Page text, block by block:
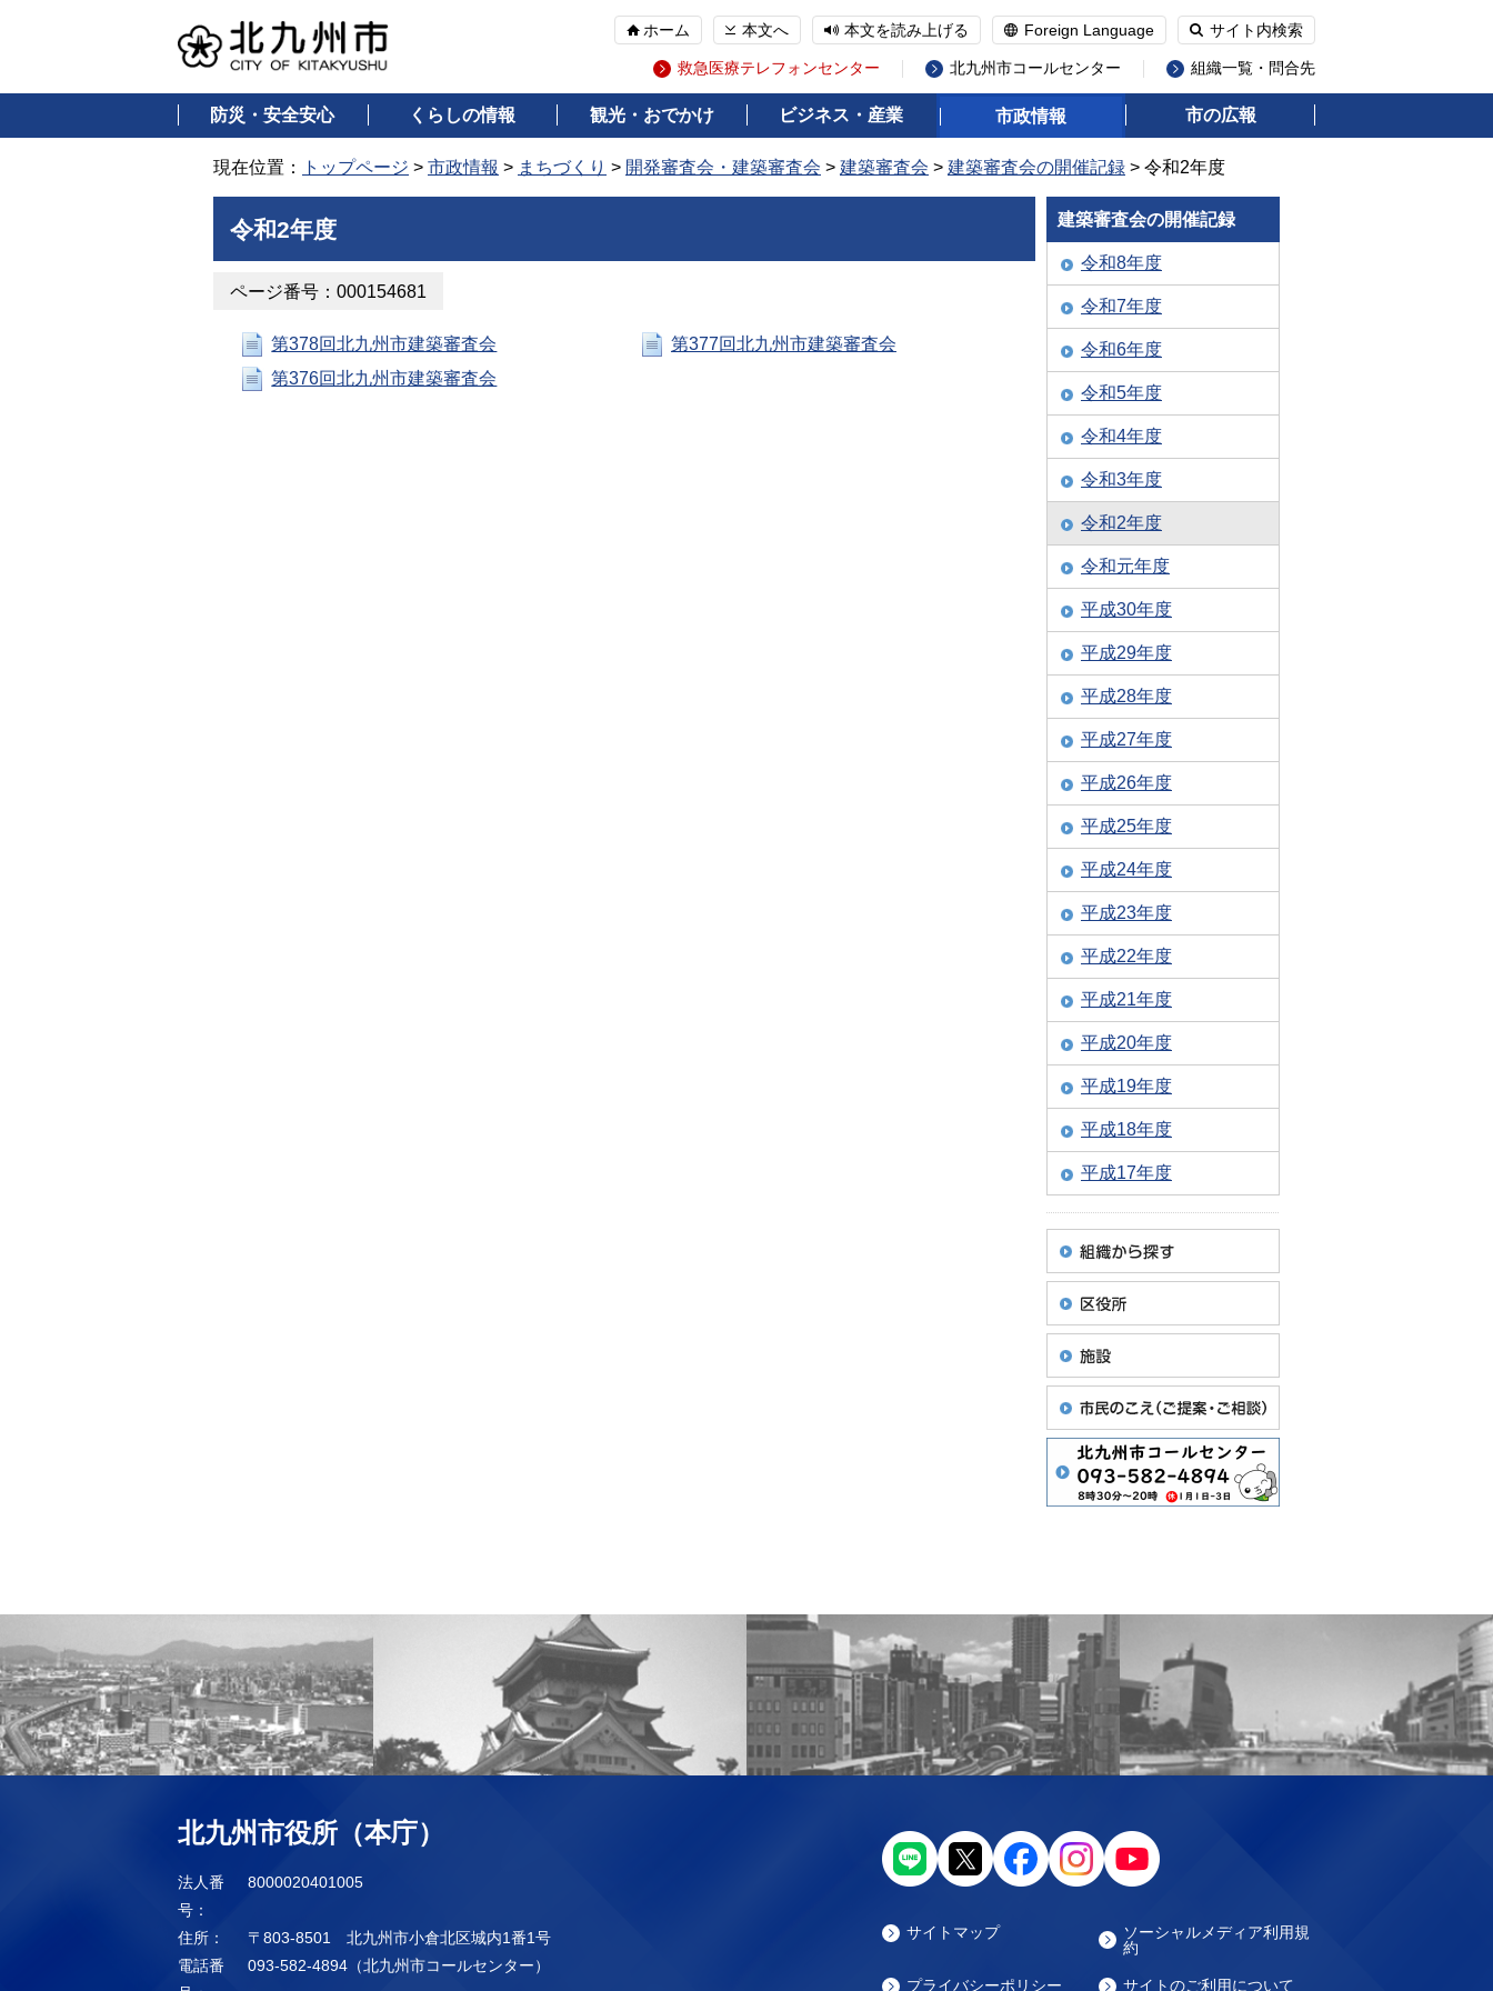
ホーム 本文へ 本文を読み上げる Foreign Language サイト内検索
救急医療テレフォンセンター 北九州市コールセンター 組織一覧・問合先
防災・安全安心 くらしの情報 観光・おでかけ ビジネス・産業 市政情報 市の広報
現在位置： トップページ > 市政情報 > まちづくり > 開発審査会・建築審査会 > 建築審査会 > 建築審査会の開催記録 > 令和2年度
令和2年度
ページ番号：000154681
第378回北九州市建築審査会
第377回北九州市建築審査会
第376回北九州市建築審査会
建築審査会の開催記録
令和8年度
令和7年度
令和6年度
令和5年度
令和4年度
令和3年度
令和2年度
令和元年度
平成30年度
平成29年度
平成28年度
平成27年度
平成26年度
平成25年度
平成24年度
平成23年度
平成22年度
平成21年度
平成20年度
平成19年度
平成18年度
平成17年度
北九州市役所（本庁）
法人番
号：
8000020401005
住所：
〒803-8501 北九州市小倉北区城内1番1号
電話番
093-582-4894（北九州市コールセンター）
サイトマップ
ソーシャルメディア利用規
約
プライバシーポリシー サイトのご利用について